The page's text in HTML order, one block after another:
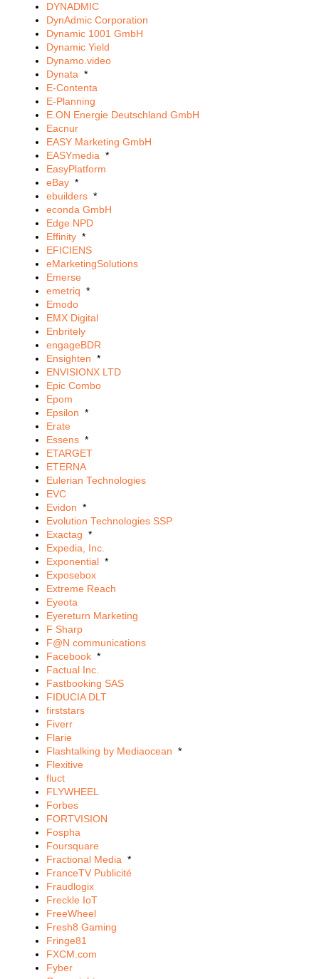
DYNADMIC
DynAdmic Corporation
Dynamic 1001 GmbH
Dynamic Yield
Dynamo.video
Dynata *
E-Contenta
E-Planning
E.ON Energie Deutschland GmbH
Eacnur
EASY Marketing GmbH
EASYmedia *
EasyPlatform
eBay *
ebuilders *
econda GmbH
Edge NPD
Effinity *
EFICIENS
eMarketingSolutions
Emerse
emetriq *
Emodo
EMX Digital
Enbritely
engageBDR
Ensighten *
ENVISIONX LTD
Epic Combo
Epom
Epsilon *
Erate
Essens *
ETARGET
ETERNA
Eulerian Technologies
EVC
Evidon *
Evolution Technologies SSP
Exactag *
Expedia, Inc.
Exponential *
Exposebox
Extreme Reach
Eyeota
Eyereturn Marketing
F Sharp
F@N communications
Facebook *
Factual Inc.
Fastbooking SAS
FIDUCIA DLT
firststars
Fiverr
Flarie
Flashtalking by Mediaocean *
Flexitive
fluct
FLYWHEEL
Forbes
FORTVISION
Fospha
Foursquare
Fractional Media *
FranceTV Publicité
Fraudlogix
Freckle IoT
FreeWheel
Fresh8 Gaming
Fringe81
FXCM.com
Fyber